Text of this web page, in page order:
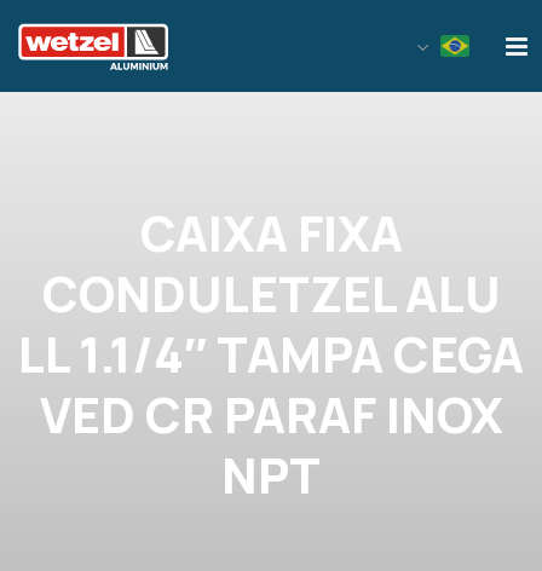
CAIXA FIXA
CONDULETZEL ALU
LL 1.1/4″ TAMPA CEGA
VED CR PARAF INOX
NPT